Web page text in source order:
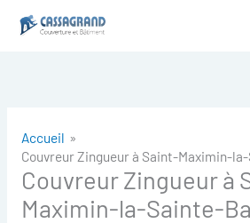
Accueil
Couvreur Zingueur à Saint-Maximin-
Couvreur Zingueur à
Maximin-la-Sainte-